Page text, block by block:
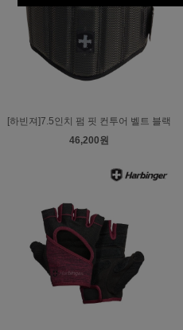
[하빈져]7.5인치 펌 핏 컨투어 벨트 블랙
46,200원